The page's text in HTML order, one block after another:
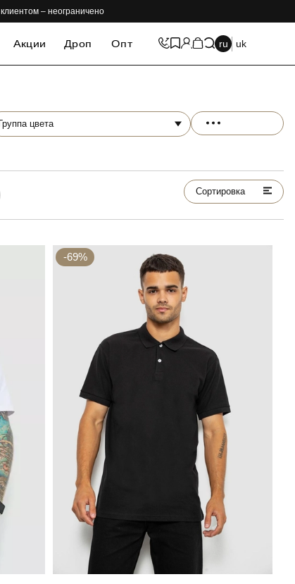
– неограничено
Акции Дроп Опт ru uk
Группа цвета
Сортировка
-69%